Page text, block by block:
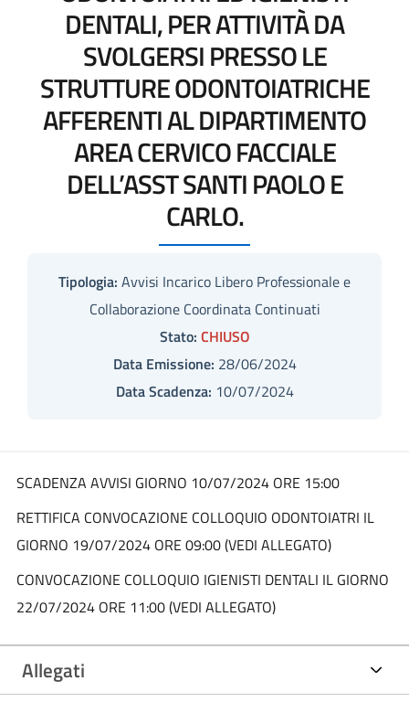
DENTALI, PER ATTIVITÀ DA
SVOLGERSI PRESSO LE
STRUTTURE ODONTOIATRICHE
AFFERENTI AL DIPARTIMENTO
AREA CERVICO FACCIALE
DELL’ASST SANTI PAOLO E
CARLO.
Tipologia: Avvisi Incarico Libero Professionale e
Collaborazione Coordinata Continuati
Stato: CHIUSO
Data Emissione: 28/06/2024
Data Scadenza: 10/07/2024
SCADENZA AVVISI GIORNO 10/07/2024 ORE 15:00
RETTIFICA CONVOCAZIONE COLLOQUIO ODONTOIATRI IL
GIORNO 19/07/2024 ORE 09:00 (VEDI ALLEGATO)
CONVOCAZIONE COLLOQUIO IGIENISTI DENTALI IL GIORNO
22/07/2024 ORE 11:00 (VEDI ALLEGATO)
Allegati